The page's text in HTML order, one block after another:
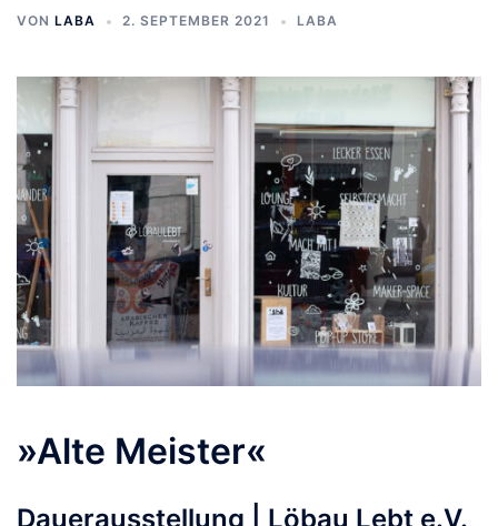
VON LABA 2. SEPTEMBER 2021 LABA
»Alte Meister«
Dauerausstellung | Löbau Lebt e.V.